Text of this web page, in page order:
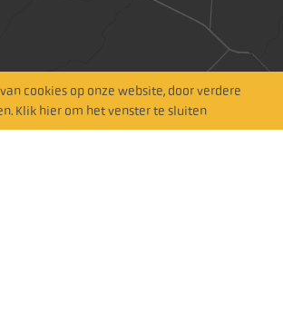
cookies op onze website, door verdere
Klik hier om het venster te sluiten